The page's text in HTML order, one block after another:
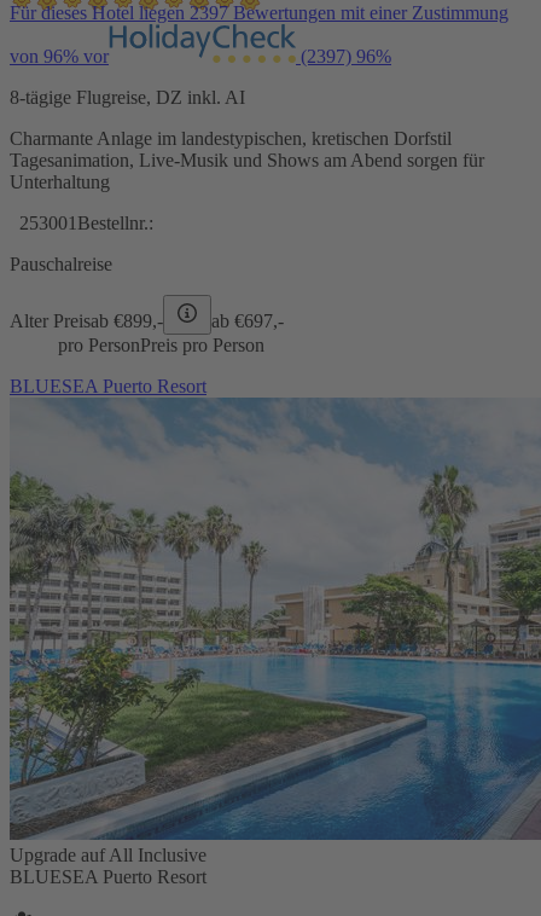
Für dieses Hotel liegen 2397 Bewertungen mit einer Zustimmung
von 96% vor (2397) 96%
8-tägige Flugreise, DZ inkl. AI
Charmante Anlage im landestypischen, kretischen Dorfstil
Tagesanimation, Live-Musik und Shows am Abend sorgen für
Unterhaltung
253001 Bestellnr.:
Pauschalreise
Alter Preisab €899,- ab €697,-
pro PersonPreis pro Person
BLUESEA Puerto Resort
Upgrade auf All Inclusive
BLUESEA Puerto Resort